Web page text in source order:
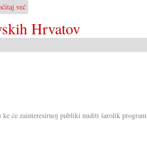
već
Hrvatski
dan
u Hrvatov
će zainteresirnoj publiki nuditi šarolik program